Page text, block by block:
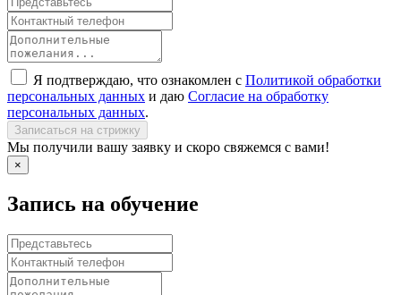
Я подтверждаю, что ознакомлен с Политикой обработки
персональных данных и даю Согласие на обработку
персональных данных.
Записаться на стрижку
Мы получили вашу заявку и скоро свяжемся с вами!
×
Запись на обучение